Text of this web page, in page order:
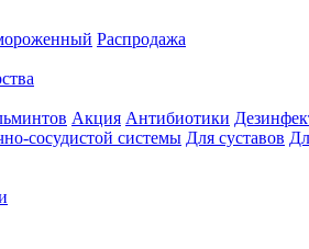
Распродажа
Акция Антибиотики
сосудистой системы Для суставов